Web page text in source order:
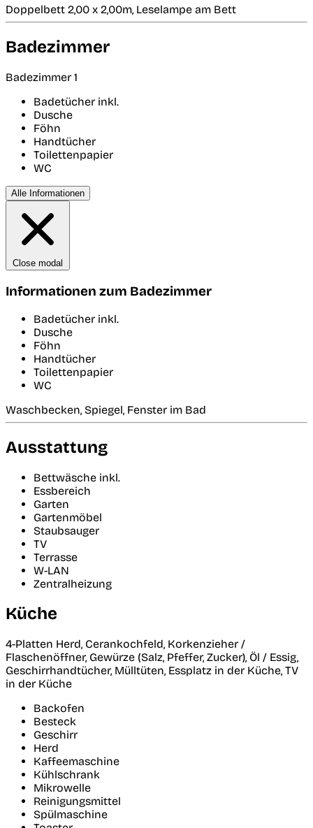
Doppelbett 2,00 x 2,00m, Leselampe am Bett
Badezimmer
Badezimmer 1
Badetücher inkl.
Dusche
Föhn
Handtücher
Toilettenpapier
WC
Alle Informationen
Close modal
Informationen zum Badezimmer
Badetücher inkl.
Dusche
Föhn
Handtücher
Toilettenpapier
WC
Waschbecken, Spiegel, Fenster im Bad
Ausstattung
Bettwäsche inkl.
Essbereich
Garten
Gartenmöbel
Staubsauger
TV
Terrasse
W-LAN
Zentralheizung
Küche
4-Platten Herd, Cerankochfeld, Korkenzieher /
Flaschenöffner, Gewürze (Salz, Pfeffer, Zucker), Öl / Essig,
Geschirrhandtücher, Mülltüten, Essplatz in der Küche, TV
in der Küche
Backofen
Besteck
Geschirr
Herd
Kaffeemaschine
Kühlschrank
Mikrowelle
Reinigungsmittel
Spülmaschine